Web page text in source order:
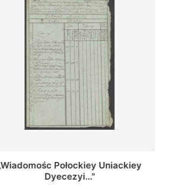
Regestr Parochow Dekanatu
Brzeskiego